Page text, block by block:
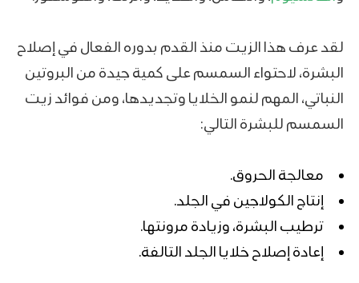
لقد عرف هذا الزيت منذ القدم بدوره الفعال في إصلاح
البشرة، لاحتواء السمسم على كمية جيدة من البروتين
النباتي، المهم لنمو الخلايا وتجديدها، ومن فوائد زيت
السمسم للبشرة التالي:
معالجة الحروق.
إنتاج الكولاجين في الجلد.
ترطيب البشرة، وزيادة مرونتها.
إعادة إصلاح خلايا الجلد التالفة.